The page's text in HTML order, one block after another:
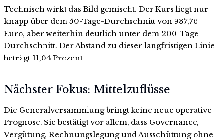
Technisch wirkt das Bild gemischt. Der Kurs liegt nur
knapp über dem 50-Tage-Durchschnitt von 937,76
Euro, aber weiterhin deutlich unter dem 200-Tage-
Durchschnitt. Der Abstand zu dieser langfristigen Linie
beträgt 11,04 Prozent.
Nächster Fokus: Mittelzuflüsse
Die Generalversammlung bringt keine neue operative
Prognose. Sie bestätigt vor allem, dass Governance,
Vergütung, Rechnungslegung und Ausschüttung ohne